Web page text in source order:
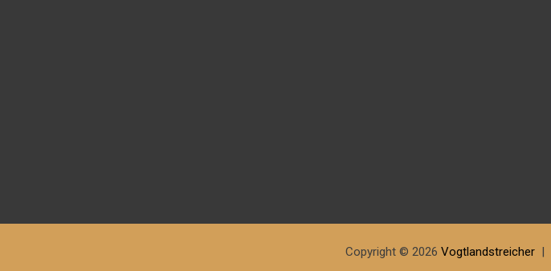
Copyright © 2026 Vogtlandstreicher